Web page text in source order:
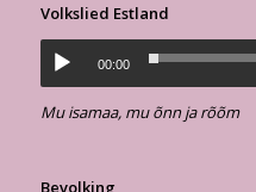
Volkslied Estland
00:00
Mu isamaa, mu õnn ja rõõm
Bevolking